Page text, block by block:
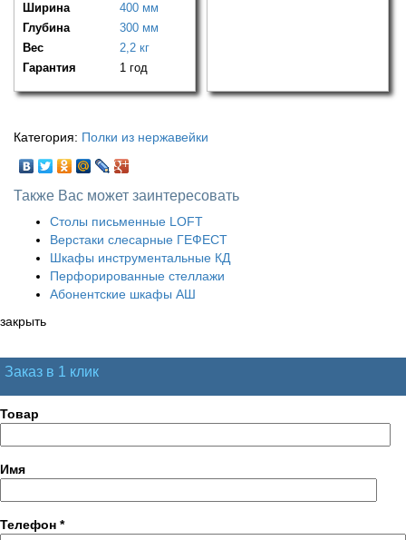
Ширина
400 мм
Глубина
300 мм
Вес
2,2 кг
Гарантия
1 год
Категория: Полки из нержавейки
Также Вас может заинтересовать
Столы письменные LOFT
Верстаки слесарные ГЕФЕСТ
Шкафы инструментальные КД
Перфорированные стеллажи
Абонентские шкафы АШ
закрыть
Заказ в 1 клик
Товар
Имя
Телефон *